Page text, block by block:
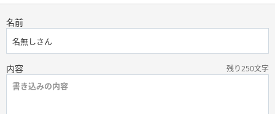
名前
内容 残り250文字